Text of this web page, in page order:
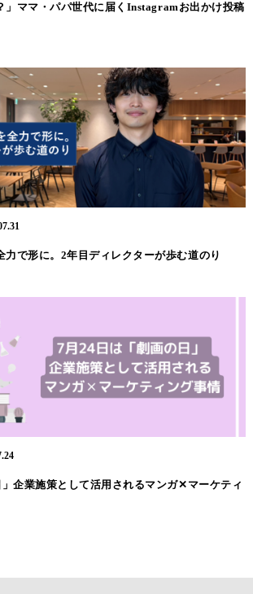
」ママ・パパ世代に届くInstagramお出かけ投稿
力で形に。2年目ディレクターが歩む道のり
企業施策として活用されるマンガ✕マーケティ